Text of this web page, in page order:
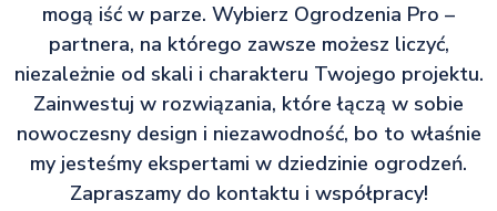
mogą iść w parze. Wybierz Ogrodzenia Pro –
partnera, na którego zawsze możesz liczyć,
niezależnie od skali i charakteru Twojego projektu.
Zainwestuj w rozwiązania, które łączą w sobie
nowoczesny design i niezawodność, bo to właśnie
my jesteśmy ekspertami w dziedzinie ogrodzeń.
Zapraszamy do kontaktu i współpracy!